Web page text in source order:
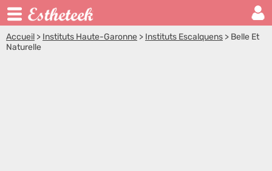
Accueil > Instituts Haute-Garonne > Instituts Escalquens > Belle Et
Naturelle